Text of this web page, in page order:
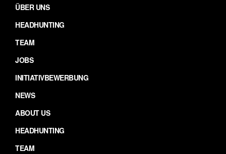
ÜBER UNS
HEADHUNTING
TEAM
JOBS
INITIATIVBEWERBUNG
NEWS
ABOUT US
HEADHUNTING
TEAM